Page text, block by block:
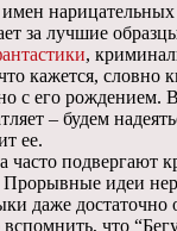
за лучшие
,
кажется, словно
с его рождением.
– будем
ее.
часто подвергают
идеи
даже
вспомнить, что